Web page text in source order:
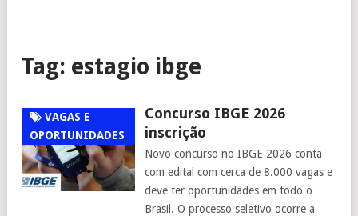
Tag: estagio ibge
VAGAS E
OPORTUNIDADES
Concurso IBGE 2026
inscrição
Novo concurso no IBGE 2026 conta
com edital com cerca de 8.000 vagas e
deve ter oportunidades em todo o
Brasil. O processo seletivo ocorre a